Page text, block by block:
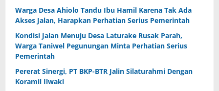
Warga Desa Ahiolo Tandu Ibu Hamil Karena Tak Ada
Akses Jalan, Harapkan Perhatian Serius Pemerintah
Kondisi Jalan Menuju Desa Laturake Rusak Parah,
Warga Taniwel Pegunungan Minta Perhatian Serius
Pemerintah
Pererat Sinergi, PT BKP-BTR Jalin Silaturahmi Dengan
Koramil Ilwaki